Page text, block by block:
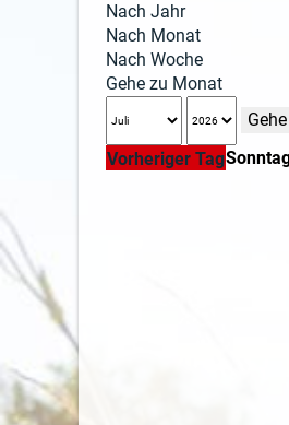
Nach Jahr
Nach Monat
Nach Woche
Gehe zu Monat
Vorheriger Tag